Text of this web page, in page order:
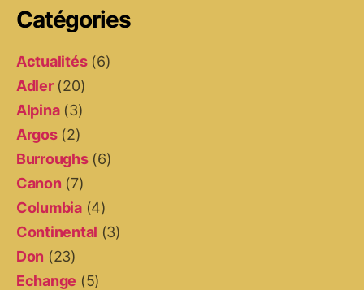
Catégories
Actualités(6)
Adler(20)
Alpina(3)
Argos(2)
Burroughs(6)
Canon (7)
Columbia(4)
Continental (3)
Don (23)
Echange (5)